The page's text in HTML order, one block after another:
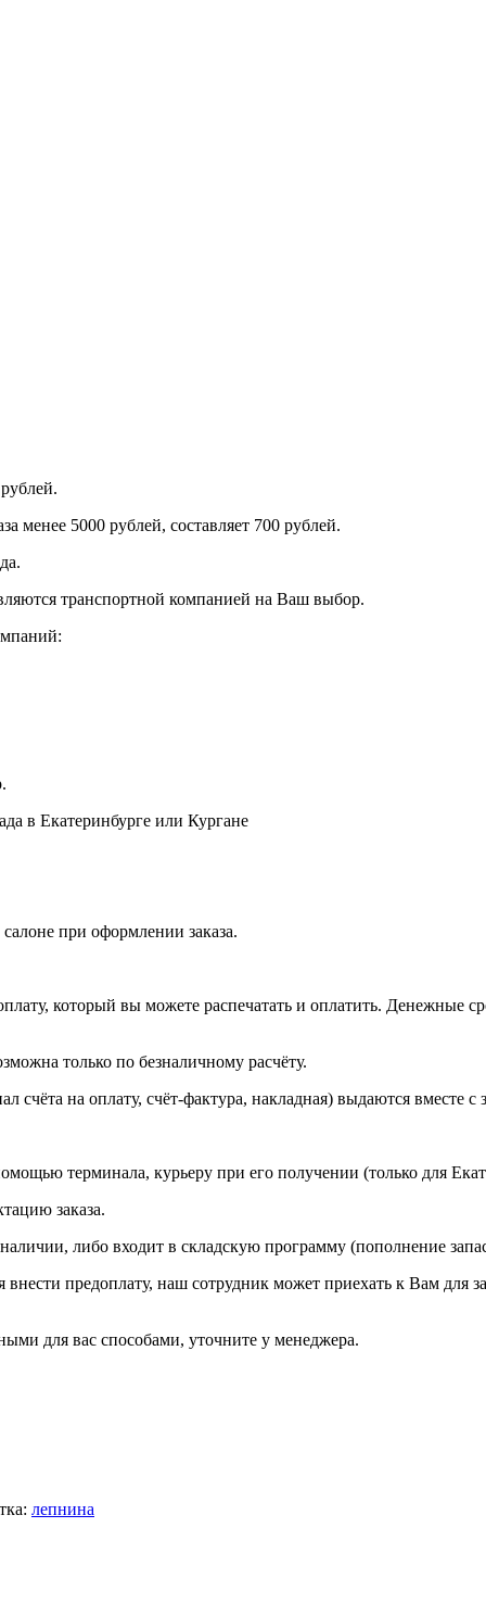
менее 5000 рублей, составляет 700 рублей.
транспортной компанией на Ваш выбор.
в Екатеринбурге или Кургане
при оформлении заказа.
который вы можете распечатать и оплатить. Денежные
только по безналичному расчёту.
счёта на оплату, счёт-фактура, накладная) выдаются вместе с
терминала, курьеру при его получении (только для
заказа.
либо входит в складскую программу (пополнение
внести предоплату, наш сотрудник может приехать к Вам для
для вас способами, уточните у менеджера.
лепнина